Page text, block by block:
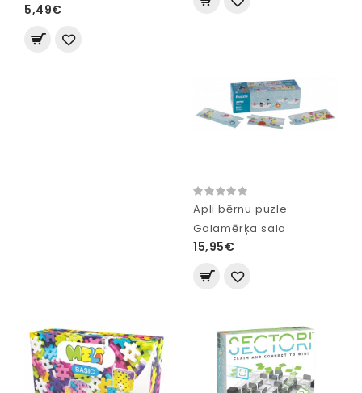
5,49€
Apli bērnu puzle
Galamērķa sala
15,95€